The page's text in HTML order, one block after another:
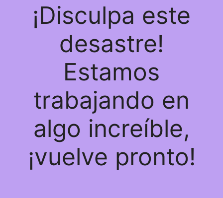
¡Disculpa este
desastre!
Estamos
trabajando en
algo increíble,
¡vuelve pronto!